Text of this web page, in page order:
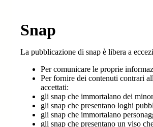
Snap
La pubblicazione di snap è libera a
Per comunicare le proprie
Per fornire dei contenuti contrari
accettati:
gli snap che immortalano dei
gli snap che presentano loghi
gli snap che immortalano
gli snap che presentano un viso